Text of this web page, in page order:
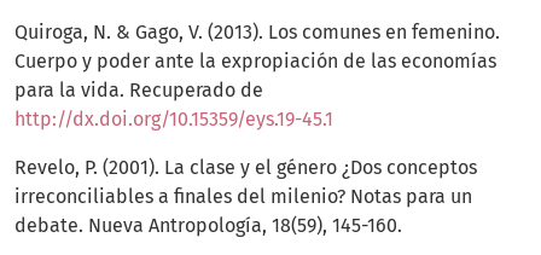
Quiroga, N. & Gago, V. (2013). Los comunes en femenino.
Cuerpo y poder ante la expropiación de las economías
para la vida. Recuperado de
http://dx.doi.org/10.15359/eys.19-45.1
Revelo, P. (2001). La clase y el género ¿Dos conceptos
irreconciliables a finales del milenio? Notas para un
debate. Nueva Antropología, 18(59), 145-160.